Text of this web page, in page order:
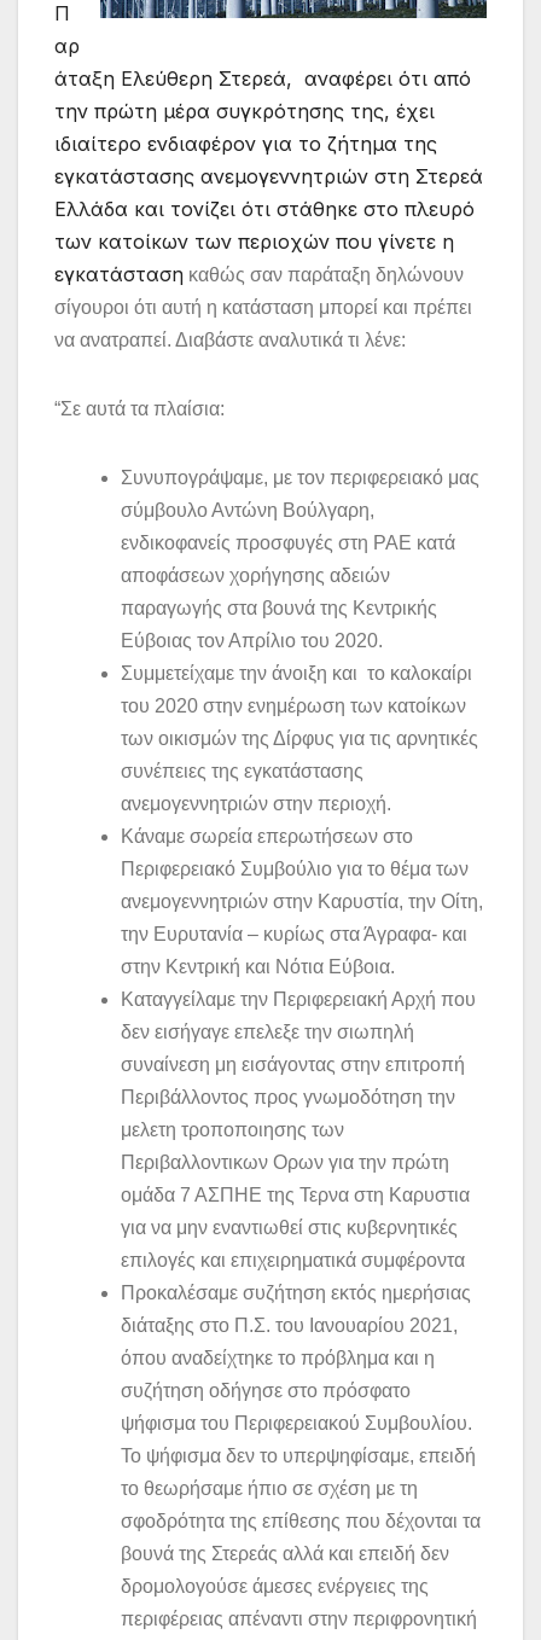
Π
αρ
άταξη Ελεύθερη Στερεά, αναφέρει ότι από
την πρώτη μέρα συγκρότησης της, έχει
ιδιαίτερο ενδιαφέρον για το ζήτημα της
εγκατάστασης ανεμογεννητριών στη Στερεά
Ελλάδα και τονίζει ότι στάθηκε στο πλευρό
των κατοίκων των περιοχών που γίνετε η
εγκατάσταση καθώς σαν παράταξη δηλώνουν
σίγουροι ότι αυτή η κατάσταση μπορεί και πρέπει
να ανατραπεί. Διαβάστε αναλυτικά τι λένε:
“Σε αυτά τα πλαίσια:
Συνυπογράψαμε, με τον περιφερειακό μας
σύμβουλο Αντώνη Βούλγαρη,
ενδικοφανείς προσφυγές στη ΡΑΕ κατά
αποφάσεων χορήγησης αδειών
παραγωγής στα βουνά της Κεντρικής
Εύβοιας τον Απρίλιο του 2020.
Συμμετείχαμε την άνοιξη και το καλοκαίρι
του 2020 στην ενημέρωση των κατοίκων
των οικισμών της Δίρφυς για τις αρνητικές
συνέπειες της εγκατάστασης
ανεμογεννητριών στην περιοχή.
Κάναμε σωρεία επερωτήσεων στο
Περιφερειακό Συμβούλιο για το θέμα των
ανεμογεννητριών στην Καρυστία, την Οίτη,
την Ευρυτανία – κυρίως στα Άγραφα- και
στην Κεντρική και Νότια Εύβοια.
Καταγγείλαμε την Περιφερειακή Αρχή που
δεν εισήγαγε επελεξε την σιωπηλή
συναίνεση μη εισάγοντας στην επιτροπή
Περιβάλλοντος προς γνωμοδότηση την
μελετη τροποποιησης των
Περιβαλλοντικων Ορων για την πρώτη
ομάδα 7 ΑΣΠΗΕ της Τερνα στη Καρυστια
για να μην εναντιωθεί στις κυβερνητικές
επιλογές και επιχειρηματικά συμφέροντα
Προκαλέσαμε συζήτηση εκτός ημερήσιας
διάταξης στο Π.Σ. του Ιανουαρίου 2021,
όπου αναδείχτηκε το πρόβλημα και η
συζήτηση οδήγησε στο πρόσφατο
ψήφισμα του Περιφερειακού Συμβουλίου.
Το ψήφισμα δεν το υπερψηφίσαμε, επειδή
το θεωρήσαμε ήπιο σε σχέση με τη
σφοδρότητα της επίθεσης που δέχονται τα
βουνά της Στερεάς αλλά και επειδή δεν
δρομολογούσε άμεσες ενέργειες της
περιφέρειας απέναντι στην περιφρονητική